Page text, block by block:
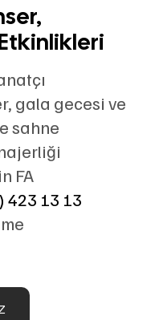
gala gecesi ve
sahne
FA
423 13 13